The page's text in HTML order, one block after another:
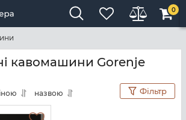
0
кавомашини Gorenje
назвою Фільтр